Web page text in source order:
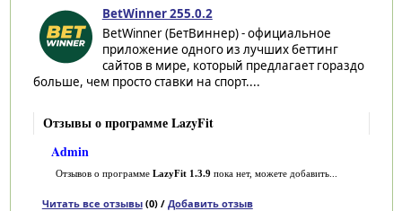
BetWinner 255.0.2
BetWinner (БетВиннер) - официальное
приложение одного из лучших беттинг
сайтов в мире, который предлагает гораздо
больше, чем просто ставки на спорт....
Отзывы о программе LazyFit
Admin
Отзывов о программе LazyFit 1.3.9 пока нет, можете добавить...
Читать все отзывы(0) / Добавить отзыв